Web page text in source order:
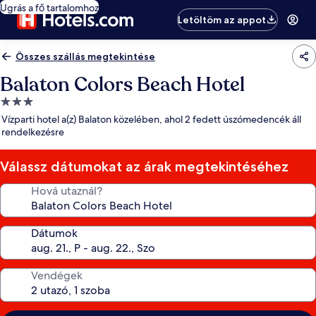
Ugrás a fő tartalomhoz
Letöltöm az appot
Összes szállás megtekintése
Balaton Colors Beach Hotel
3.0
csillagos
szálláshely
Vízparti hotel a(z) Balaton közelében, ahol 2 fedett úszómedencék áll
rendelkezésre
Válassz dátumokat az árak megtekintéséhez
Hová utaznál?
Dátumok
Vendégek